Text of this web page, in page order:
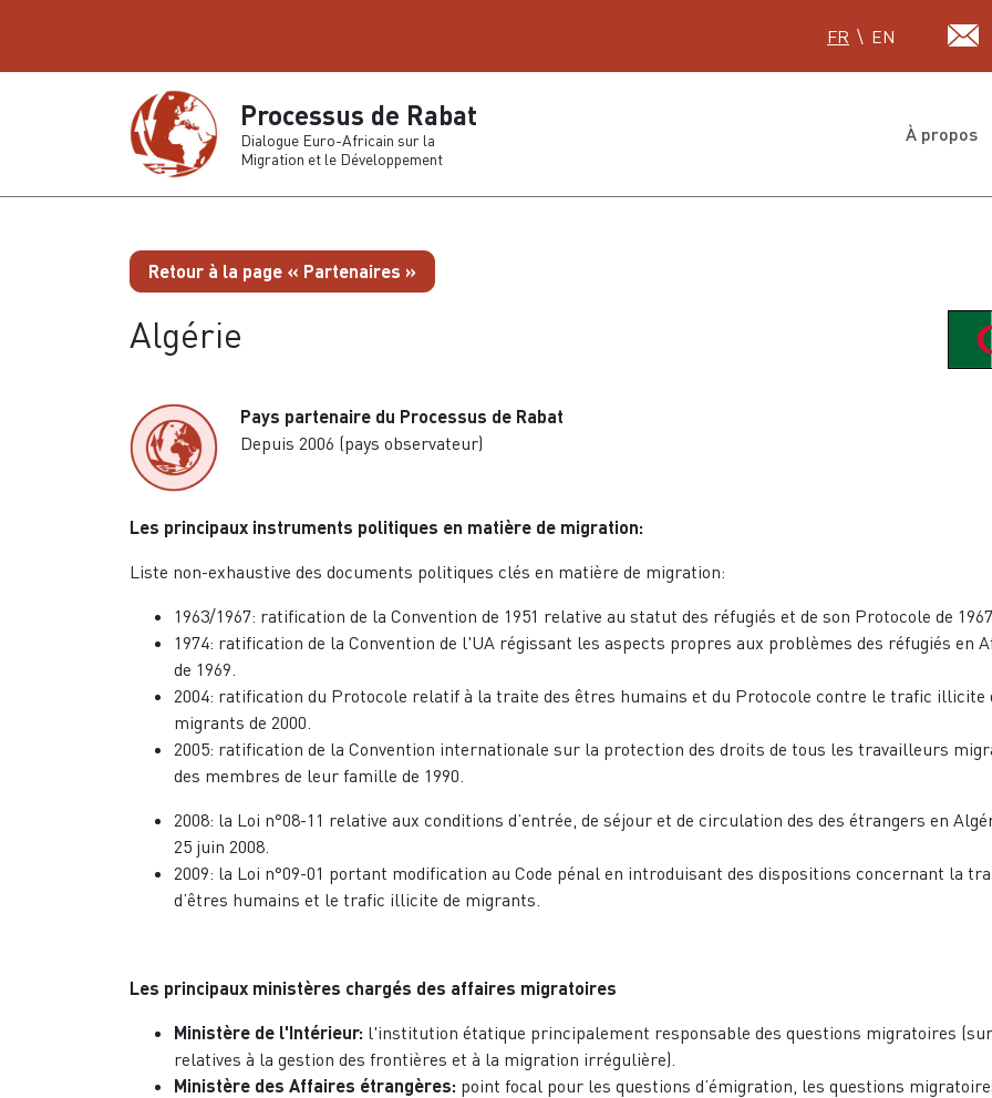
Sélectionnez votre
FR EN
Processus de Rabat
Dialogue Euro-Africain sur la
Migration et le Développement
À propos
Retour à la page « Partenaires »
Algérie
Pays partenaire du Processus de Rabat
Depuis 2006 (pays observateur)
Les principaux instruments politiques en matière de migration:
Liste non-exhaustive des documents politiques clés en matière de migration:
1963/1967: ratification de la Convention de 1951 relative au statut des réfugiés et de son Protocole de 1967.
1974: ratification de la Convention de l'UA régissant les aspects propres aux problèmes des réfugiés en
de 1969.
2004: ratification du Protocole relatif à la traite des êtres humains et du Protocole contre le trafic illicite
migrants de 2000.
2005: ratification de la Convention internationale sur la protection des droits de tous les travailleurs
des membres de leur famille de 1990.
2008: la Loi n°08-11 relative aux conditions d’entrée, de séjour et de circulation des des étrangers en
25 juin 2008.
2009: la Loi n°09-01 portant modification au Code pénal en introduisant des dispositions concernant la
d’êtres humains et le trafic illicite de migrants.
Les principaux ministères chargés des affaires migratoires
Ministère de l'Intérieur: l'institution étatique principalement responsable des questions migratoires
relatives à la gestion des frontières et à la migration irrégulière).
Ministère des Affaires étrangères: point focal pour les questions d’émigration, les questions